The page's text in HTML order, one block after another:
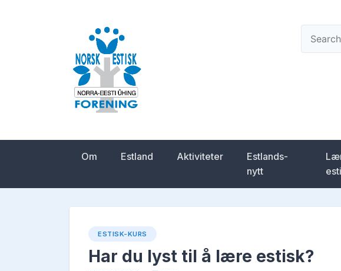
Norsk-estisk forening
Om Estland Aktiviteter
Estlands-
nytt
ESTISK-KURS
Har du lyst til å lære estisk?